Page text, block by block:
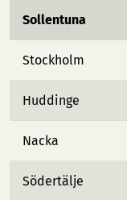
Sollentuna
Stockholm
Huddinge
Nacka
Södertälje